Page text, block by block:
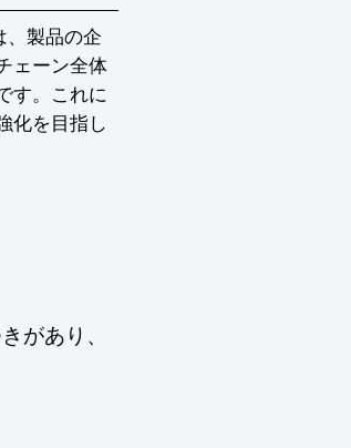
、製品の企
ェーン全体
す。これに
化を目指し
があり、